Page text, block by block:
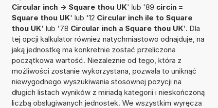
Circular inch -> Square thou UK' lub '89 circin =
Square thou UK' lub '12 Circular inch ile to Square
thou UK' lub '78 Circular inch a Square thou UK'. Dla
tej opcji kalkulator również natychmiastowo odnajduje, na
jaką jednostkę ma konkretnie zostać przeliczona
początkowa wartość. Niezależnie od tego, która z
możliwości zostanie wykorzystana, pozwala to uniknąć
niewygodnego wyszukiwania stosownej pozycji na
długich listach wyników z miriadą kategorii i nieskończoną
liczbą obsługiwanych jednostek. We wszystkim wyręcza